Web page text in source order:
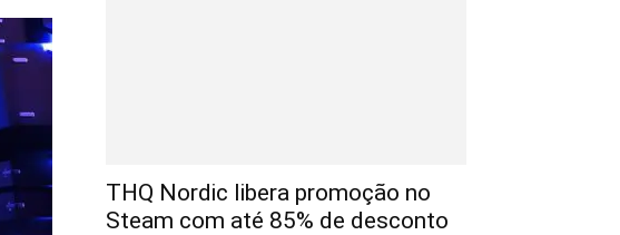
THQ Nordic libera promoção no
Steam com até 85% de desconto